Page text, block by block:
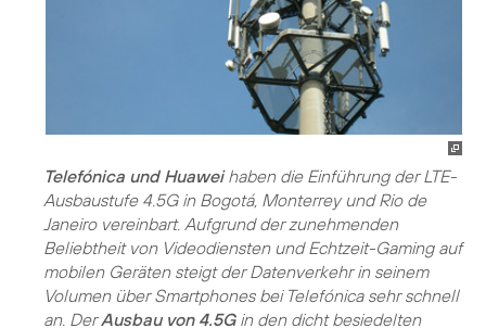
Telefónica und Huaweihaben die Einführung der LTE-
Ausbaustufe 4.5G in Bogotá, Monterrey und Rio de
Janeiro vereinbart. Aufgrund der zunehmenden
Beliebtheit von Videodiensten und Echtzeit-Gaming auf
mobilen Geräten steigt der Datenverkehr in seinem
Volumen über Smartphones bei Telefónica sehr schnell
an. DerAusbau von 4.5Gin den dicht besiedelten